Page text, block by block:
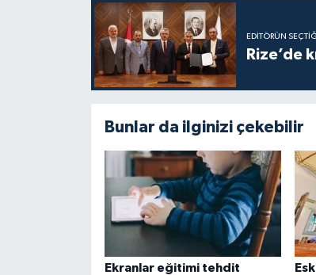
EDITÖRÜN SEÇTIĞI
Rize’de
Bunlar da ilginizi çekebilir
Ekranlar eğitimi tehdit
İstanbul Müftülüğü
İzmir Müftülüğü
Karaman Müftülüğü
Kars Müftülüğü
Kastamonu Müftülüğü